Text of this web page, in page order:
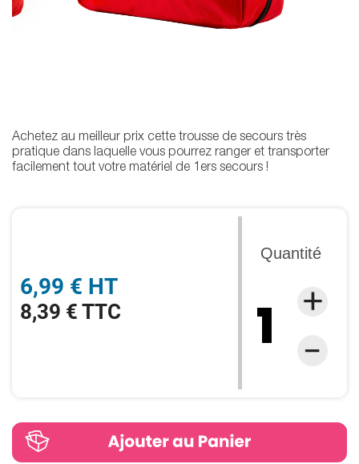
6,99 € HT
8,39 € TTC
Quantité
Achetez au meilleur prix cette trousse de secours très
pratique dans laquelle vous pourrez ranger et transporter
facilement tout votre matériel de 1ers secours !